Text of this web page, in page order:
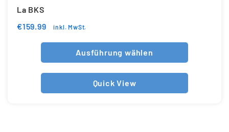
La BKS
€159.99 inkl. MwSt.
Ausführung wählen
Quick View